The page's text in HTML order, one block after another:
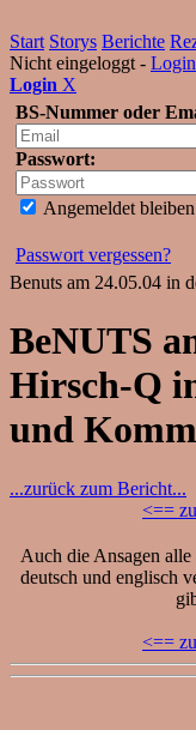
Start Storys Berichte
Nicht eingeloggt - Login
Login X
BS-Nummer oder
Passwort:
Angemeldet bleiben
Passwort vergessen?
Benuts am 24.05.04 in
BeNUTS
Hirsch-Q
und
...zurück zum Bericht...
<==
Auch die Ansagen
deutsch und englisch
<==